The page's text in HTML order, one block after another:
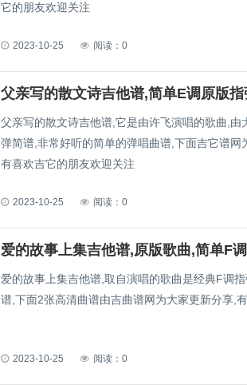
它的朋友欢迎关注
2023-10-25 阅读：0
父亲写的散文诗吉他谱,它是由许飞演唱的歌曲,
弹简谱,非常好听的简单的弹唱曲谱,下面吉它谱网
有喜欢吉它的朋友欢迎关注
2023-10-25 阅读：0
爱的故事上集吉他谱,取自演唱的歌曲是经典F调
谱,下面2张高清曲谱由吉曲谱网为大家更新分享,
2023-10-25 阅读：0